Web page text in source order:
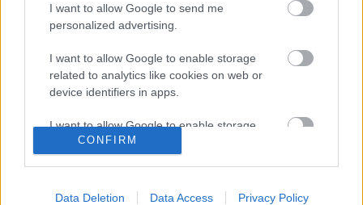
I want to allow Google to send me
personalized advertising.
I want to allow Google to enable storage
related to analytics like cookies on web or
device identifiers in apps.
I want to allow Google to enable storage
related to functionality of the website or app.
related to personalization.
CONFIRM
Data Deletion Data Access Privacy Policy
Armijas pārtikas iepirkuma lietā
atstādināts bijušais “Nacionālās